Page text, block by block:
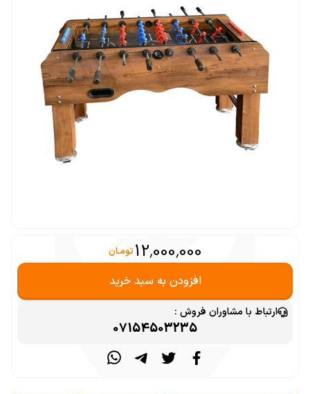
12,000,000تومـان
افزودن به سبد خرید
ارتباط با مشاوران فروش :
07154503235